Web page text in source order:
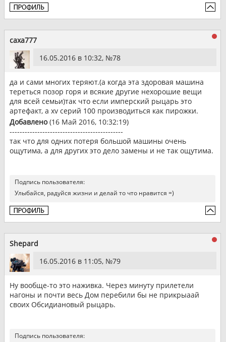
caxa777
16.05.2016 в 10:32, №78
да и сами многих теряют.(а когда эта здоровая машина
тереться позор горя и всякие другие нехорошие вещи
для всей семьи)так что если имперский рыцарь это
артефакт, а xv серий 100 производиться как пирожки.
Добавлено(16 Май 2016, 10:32:19)
---------------------------------------------
так что для одних потеря большой машины очень
ощутима, а для других это дело замены и не так ощутима.
Подпись пользователя:
Улыбайся, радуйся жизни и делай то что нравится =)
Shepard
16.05.2016 в 11:05, №79
Ну вообще-то это наживка. Через минуту прилетели
нагоны и почти весь Дом перебили бы не прикрыаай
своих Обсидиановый рыцарь.
Подпись пользователя: